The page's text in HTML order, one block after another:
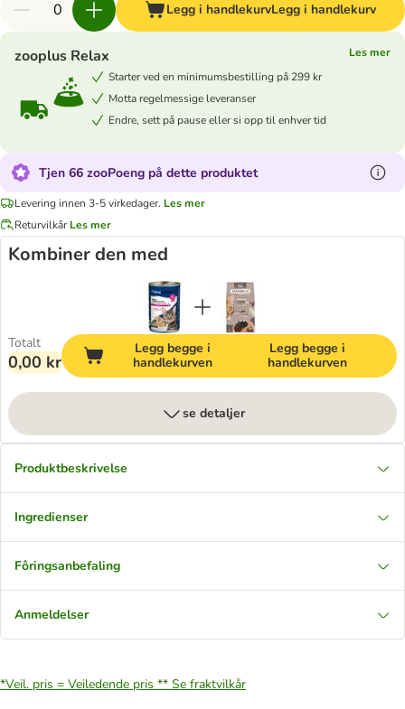
Legg i handlekurvLegg i handlekurv
zooplus Relax
Les mer
Starter ved en minimumsbestilling på 299 kr
Motta regelmessige leveranser
Endre, sett på pause eller si opp til enhver tid
Tjen 66 zooPoeng på dette produktet
Levering innen 3-5 virkedager. Les mer
Returvilkår Les mer
Kombiner den med
Totalt
0,00 kr
Legg begge i
handlekurven
Legg begge i
handlekurven
se detaljer
Produktbeskrivelse
Ingredienser
Fôringsanbefaling
Anmeldelser
*Veil. pris = Veiledende pris ** Se fraktvilkår